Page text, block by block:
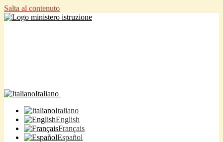
Salta al contenuto
Italiano
Italiano
English
Français
Español